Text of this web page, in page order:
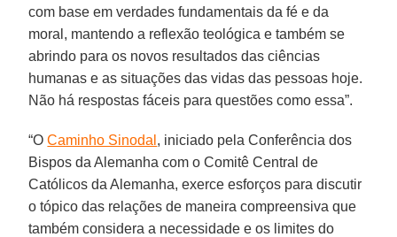
com base em verdades fundamentais da fé e da
moral, mantendo a reflexão teológica e também se
abrindo para os novos resultados das ciências
humanas e as situações das vidas das pessoas hoje.
Não há respostas fáceis para questões como essa”.
“OCaminho Sinodal , iniciado pela Conferência dos
Bispos da Alemanha com o Comitê Central de
Católicos da Alemanha, exerce esforços para discutir
o tópico das relações de maneira compreensiva que
também considera a necessidade e os limites do